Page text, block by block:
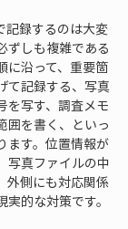
記録するのは大変
ずしも複雑である
に沿って、重要箇
て記録する、写真
を写す、調査メモ
囲を書く、といっ
ます。位置情報が
写真ファイルの中
外側にも対応関係
的な対策です。